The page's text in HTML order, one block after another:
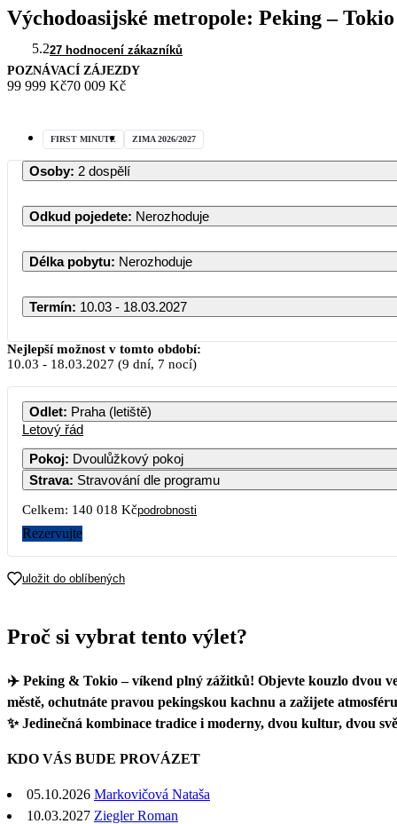
Východoasijské metropole: Peking – Tokio
5.227 hodnocení zákazníků
POZNÁVACÍ ZÁJEZDY
99 999 Kč70 009 Kč
FIRST MINUTE ZIMA 2026/2027
Osoby: 2 dospělí
Odkud pojedete: Nerozhoduje
Délka pobytu: Nerozhoduje
Termín: 10.03 - 18.03.2027
Nejlepší možnost v tomto období:
10.03 - 18.03.2027 (9 dní, 7 nocí)
Odlet: Praha (letiště)
Letový řád
Pokoj: Dvoulůžkový pokoj
Strava: Stravování dle programu
Celkem: 140 018 Kčpodrobnosti
Rezervujte
uložit do oblíbených
Proč si vybrat tento výlet?
✈️ Peking & Tokio – víkend plný zážitků! Objevte kouzlo dvou
městě, ochutnáte pravou pekingskou kachnu a zažijete
✨ Jedinečná kombinace tradice i moderny, dvou kultur, dvou
KDO VÁS BUDE PROVÁZET
05.10.2026 Markovičová Nataša
10.03.2027 Ziegler Roman